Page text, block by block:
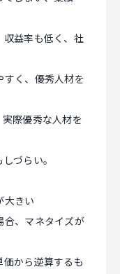
益率も低く、社
く、優秀人材を
際優秀な人材を
づらい。
大きい
、マネタイズが
から逆算するも